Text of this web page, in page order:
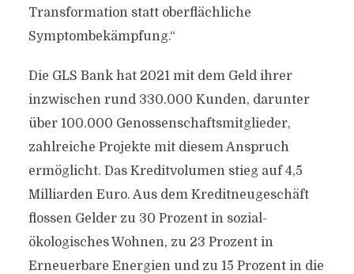
Transformation statt oberflächliche
Symptombekämpfung.“
Die GLS Bank hat 2021 mit dem Geld ihrer
inzwischen rund 330.000 Kunden, darunter
über 100.000 Genossenschaftsmitglieder,
zahlreiche Projekte mit diesem Anspruch
ermöglicht. Das Kreditvolumen stieg auf 4,5
Milliarden Euro. Aus dem Kreditneugeschäft
flossen Gelder zu 30 Prozent in sozial-
ökologisches Wohnen, zu 23 Prozent in
Erneuerbare Energien und zu 15 Prozent in die